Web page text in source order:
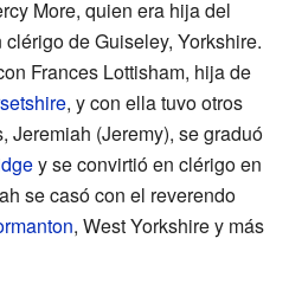
More, quien era hija del
de Guiseley, Yorkshire.
Frances Lottisham, hija de
, y con ella tuvo otros
Jeremiah (Jeremy), se graduó
y se convirtió en clérigo en
se casó con el reverendo
, West Yorkshire y más